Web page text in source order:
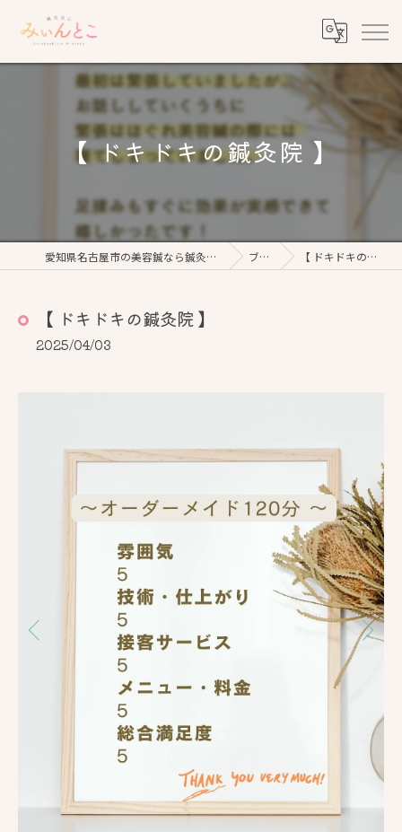
【 ドキドキの鍼灸院 】
愛知県名古屋市の美容鍼なら鍼灸美心みぃんとこ ブログ 【 ドキドキの鍼灸院 】
【 ドキドキの鍼灸院 】
2025/04/03